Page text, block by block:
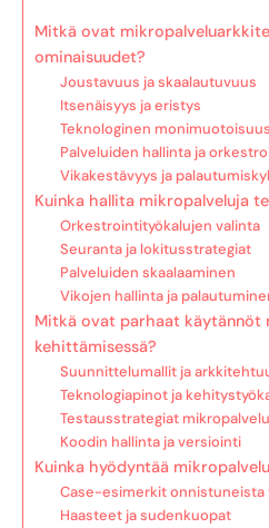
Mitkä ovat
ominaisuudet?
Joustavuus ja skaalautuvuus
Itsenäisyys ja eristys
Teknologinen monimuotoisuus
Palveluiden hallinta ja
Vikakestävyys ja
Kuinka hallita mikropalveluja
Orkestrointityökalujen valinta
Seuranta ja lokitusstrategiat
Palveluiden skaalaaminen
Vikojen hallinta ja
Mitkä ovat parhaat käytännöt
kehittämisessä?
Suunnittelumallit ja
Teknologiapinot ja
Testausstrategiat
Koodin hallinta ja versiointi
Kuinka hyödyntää
Case-esimerkit
Haasteet ja sudenkuopat